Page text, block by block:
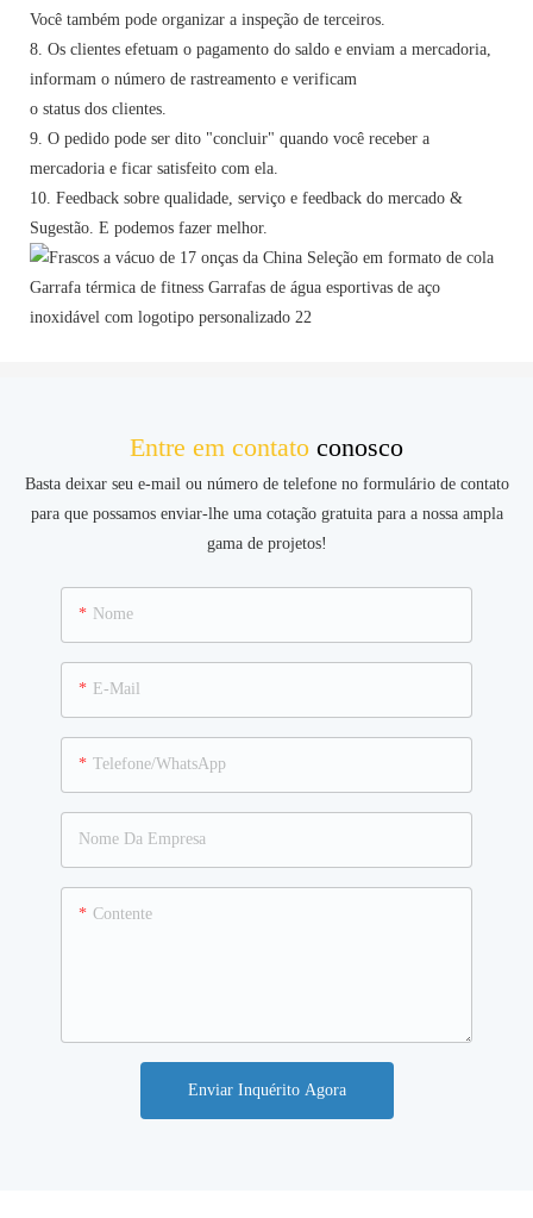
Você também pode organizar a inspeção de terceiros.
8. Os clientes efetuam o pagamento do saldo e enviam a mercadoria,
informam o número de rastreamento e verificam
o status dos clientes.
9. O pedido pode ser dito "concluir" quando você receber a
mercadoria e ficar satisfeito com ela.
10. Feedback sobre qualidade, serviço e feedback do mercado &
Sugestão. E podemos fazer melhor.
Entre em contato conosco
Basta deixar seu e-mail ou número de telefone no formulário de contato
para que possamos enviar-lhe uma cotação gratuita para a nossa ampla
gama de projetos!
Nome
E-Mail
Telefone/WhatsApp
Nome Da Empresa
Contente
Enviar Inquérito Agora